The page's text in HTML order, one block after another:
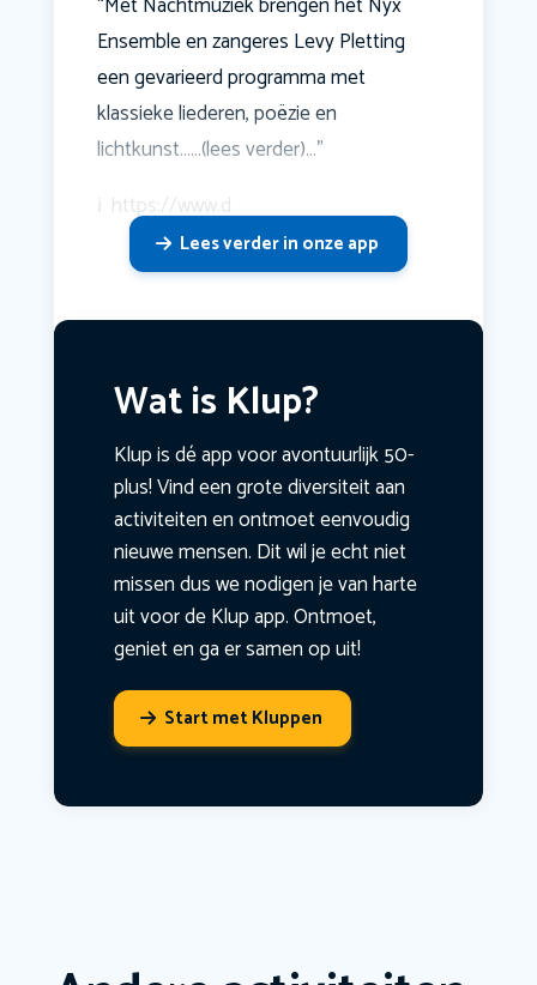
Ensemble en zangeres Levy Pletting
een gevarieerd programma met
klassieke liederen, poëzie en
lichtkunst……(lees verder)…”
ℹ️ ️ https://www.d
Lees verder in onze app
Wat is Klup?
Klup is dé app voor avontuurlijk 50-
plus! Vind een grote diversiteit aan
activiteiten en ontmoet eenvoudig
nieuwe mensen. Dit wil je echt niet
missen dus we nodigen je van harte
uit voor de Klup app. Ontmoet,
geniet en ga er samen op uit!
Start met Kluppen